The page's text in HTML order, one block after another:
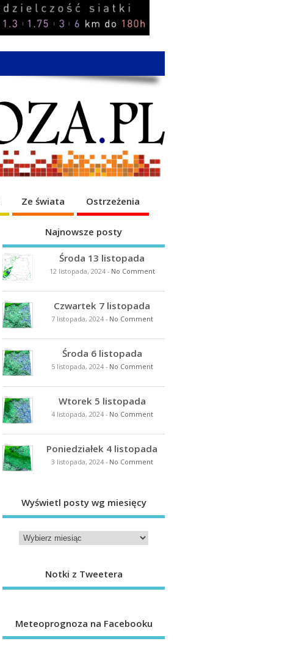
Ze świata Ostrzeżenia
Najnowsze posty
Środa 13 listopada
12 listopada, 2024- No Comment
Czwartek 7 listopada
7 listopada, 2024- No Comment
Środa 6 listopada
5 listopada, 2024- No Comment
Wtorek 5 listopada
4 listopada, 2024- No Comment
Poniedziałek 4 listopada
3 listopada, 2024- No Comment
Wyświetl posty wg miesięcy
Notki z Tweetera
Meteoprognoza na Facebooku